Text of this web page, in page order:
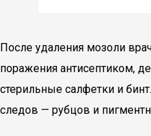
После удаления мозоли
поражения антисептиком,
стерильные салфетки и
следов — рубцов и